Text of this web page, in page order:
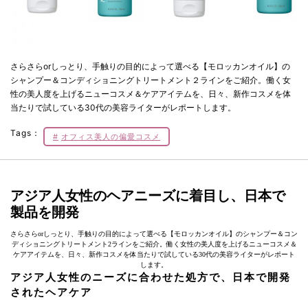
さらさらorしっとり、手触りの目的によって選べる【モロッカンオイル】の
シャンプー＆コンディショニングトリートメント２ラインをご紹介。働く女
性の美人度を上げるニューコスメ＆ケアアイテムを、日々、新作コスメを体
当たりで試している30代の美容ライターがレポートします。
Tags： オフィス美人の偏愛コスメ
アジア人女性のヘアニーズに着目し、日本で
製品を開発
さらさらorしっとり、手触りの目的によって選べる【モロッカンオイル】のシャンプー＆コン
ディショニングトリートメント2ラインをご紹介。働く女性の美人度を上げるニューコスメ＆
ケアアイテムを、日々、新作コスメを体当たりで試している30代の美容ライターがレポート
します。
アジア人女性のニーズに合わせた処方で、日本で開発
されたヘアケア